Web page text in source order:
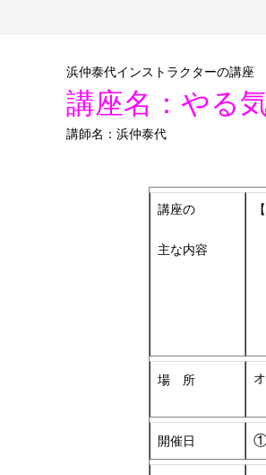
浜仲泰代インストラクターの講座
講座名：やる
講師名：浜仲泰代
講座の
主な内容
場 所
開催日